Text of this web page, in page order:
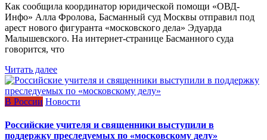
Как сообщила координатор юридической помощи «ОВД-
Инфо» Алла Фролова, Басманный суд Москвы отправил под
арест нового фигуранта «московского дела» Эдуарда
Малышевского. На интернет-странице Басманного суда
говорится, что
Читать далее
В России Новости
Российские учителя и священники выступили в
поддержку преследуемых по «московскому делу»